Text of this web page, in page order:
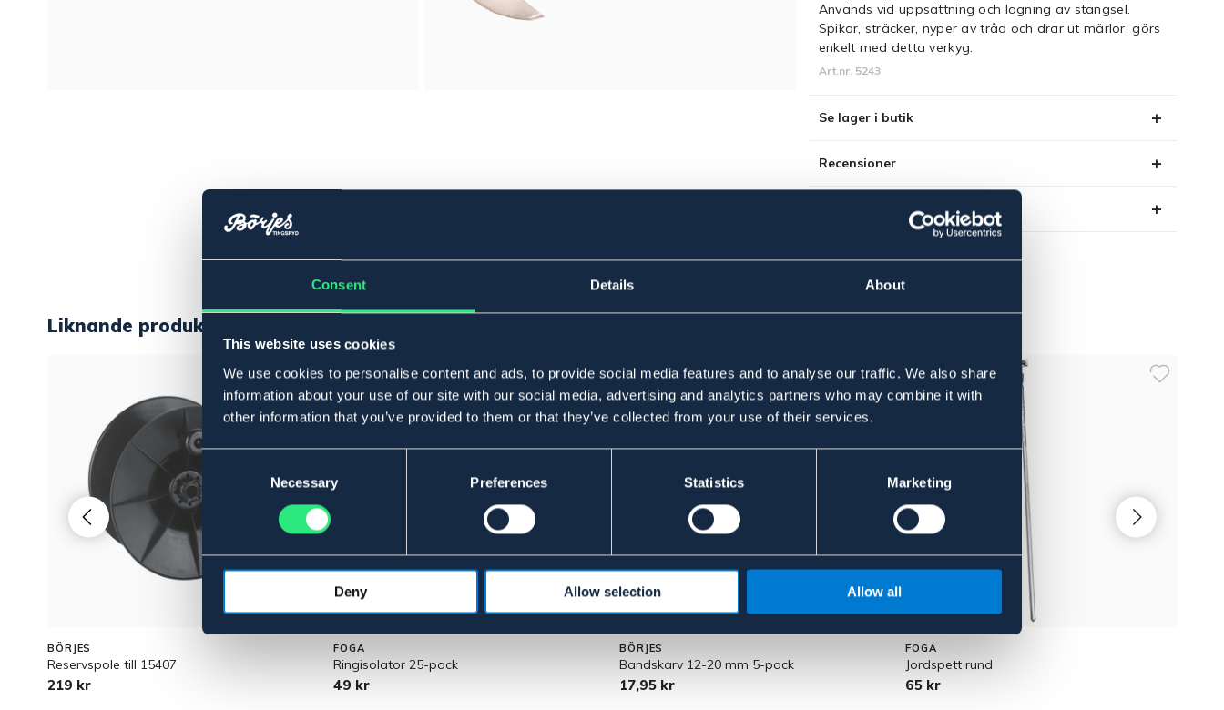
Consent Details About
This website uses cookies
We use cookies to personalise content and ads, to provide social media features and to analyse our traffic. We also share
information about your use of our site with our social media, advertising and analytics partners who may combine it with
other information that you’ve provided to them or that they’ve collected from your use of their services.
Selection
Necessary Preferences Statistics Marketing
Deny Allow selection Allow all
Används vid uppsättning och lagning av stängsel.
Spikar, sträcker, nyper av tråd och drar ut märlor, görs
enkelt med detta verkyg.
Art.nr. 5243
Se lager i butik
Recensioner
Om varumärket
Liknande produkter
BÖRJES
Reservspole till 15407
219 kr
FOGA
Ringisolator 25-pack
49 kr
BÖRJES
Bandskarv 12-20 mm 5-pack
17,95 kr
FOGA
Jordspett rund
65 kr